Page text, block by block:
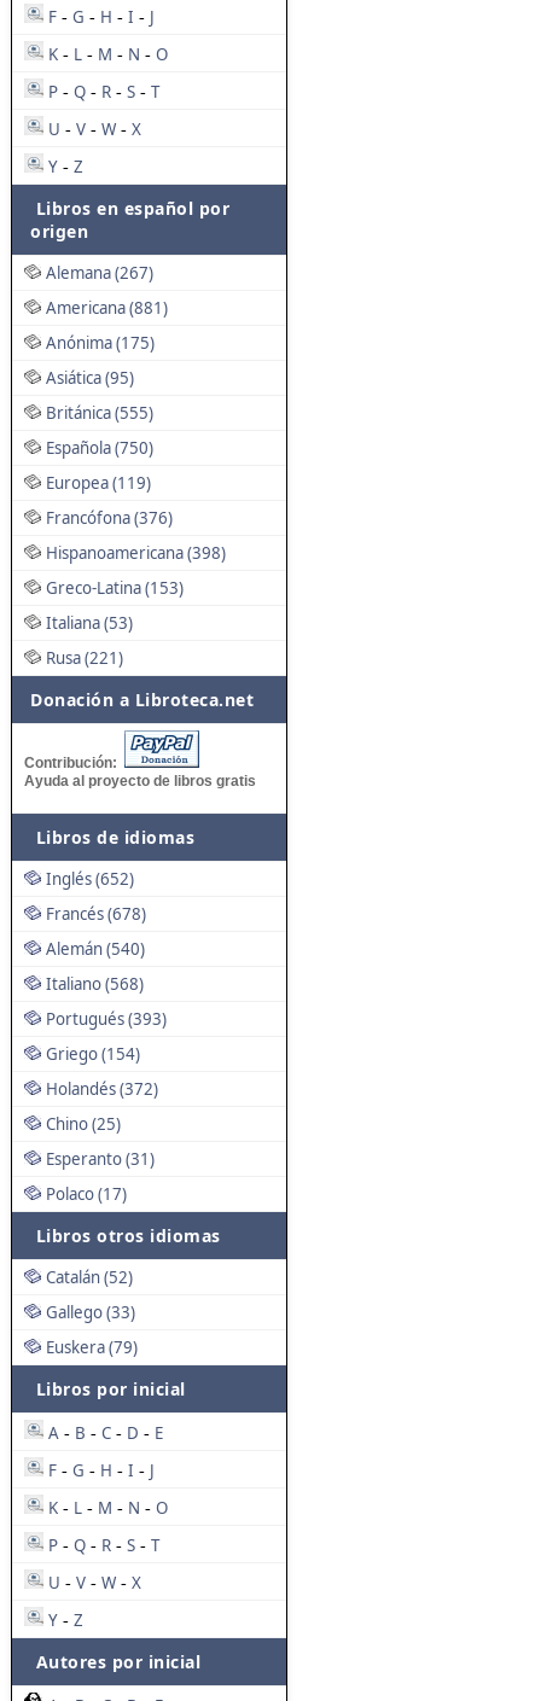
F - G - H - I - J
K - L - M - N - O
P - Q - R - S - T
U - V - W - X
Y - Z
Libros en español por
origen
Alemana (267)
Americana (881)
Anónima (175)
Asiática (95)
Británica (555)
Española (750)
Europea (119)
Francófona (376)
Hispanoamericana (398)
Greco-Latina (153)
Italiana (53)
Rusa (221)
Donación a Libroteca.net
Contribución:
Ayuda al proyecto de libros gratis
Libros de idiomas
Inglés (652)
Francés (678)
Alemán (540)
Italiano (568)
Portugués (393)
Griego (154)
Holandés (372)
Chino (25)
Esperanto (31)
Polaco (17)
Libros otros idiomas
Catalán (52)
Gallego (33)
Euskera (79)
Libros por inicial
A - B - C - D - E
F - G - H - I - J
K - L - M - N - O
P - Q - R - S - T
U - V - W - X
Y - Z
Autores por inicial